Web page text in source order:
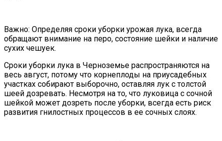
Важно: Определяя сроки уборки урожая лука, всегда
обращают внимание на перо, состояние шейки и наличие
сухих чешуек.
Сроки уборки лука в Черноземье распространяются на
весь август, потому что корнеплоды на приусадебных
участках собирают выборочно, оставляя лук с толстой
шеей дозревать. Несмотря на то, что луковица с сочной
шейкой может дозреть после уборки, всегда есть риск
развития гнилостных процессов в ее сочных слоях.